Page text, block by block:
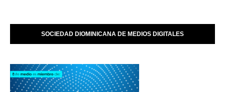
SOCIEDAD DIOMINICANA DE MEDIOS DIGITALES